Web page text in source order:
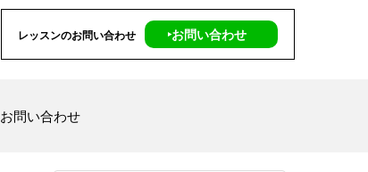
レッスンのお問い合わせ ‣お問い合わせ
お問い合わせ